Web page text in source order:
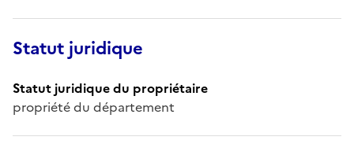
Statut juridique
Statut juridique du propriétaire
propriété du département